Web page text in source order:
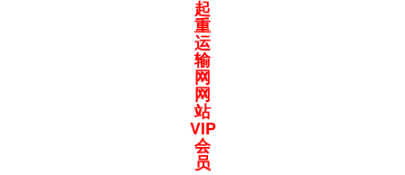
起
重
运
输
网
网
站
VIP
会
员